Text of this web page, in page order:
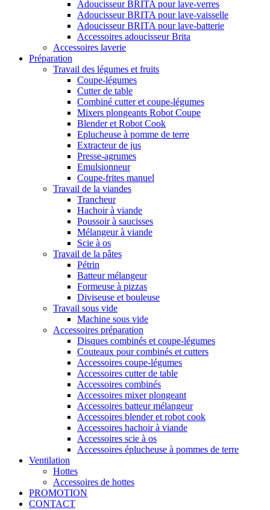
Adoucisseur BRITA pour lave-verres
Adoucisseur BRITA pour lave-vaisselle
Adoucisseur BRITA pour lave-batterie
Accessoires adoucisseur Brita
Accessoires laverie
Préparation
Travail des légumes et fruits
Coupe-légumes
Cutter de table
Combiné cutter et coupe-légumes
Mixers plongeants Robot Coupe
Blender et Robot Cook
Eplucheuse à pomme de terre
Extracteur de jus
Presse-agrumes
Emulsionneur
Coupe-frites manuel
Travail de la viandes
Trancheur
Hachoir à viande
Poussoir à saucisses
Mélangeur à viande
Scie à os
Travail de la pâtes
Pétrin
Batteur mélangeur
Formeuse à pizzas
Diviseuse et bouleuse
Travail sous vide
Machine sous vide
Accessoires préparation
Disques combinés et coupe-légumes
Couteaux pour combinés et cutters
Accessoires coupe-légumes
Accessoires cutter de table
Accessoires combinés
Accessoires mixer plongeant
Accessoires batteur mélangeur
Accessoires blender et robot cook
Accessoires hachoir à viande
Accessoires scie à os
Accessoires éplucheuse à pommes de terre
Ventilation
Hottes
Accessoires de hottes
PROMOTION
CONTACT